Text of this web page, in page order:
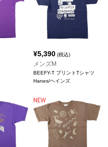
¥5,390 (税込)
メンズM
BEEFY-T プリントTシャツ
Hanes/ヘインズ